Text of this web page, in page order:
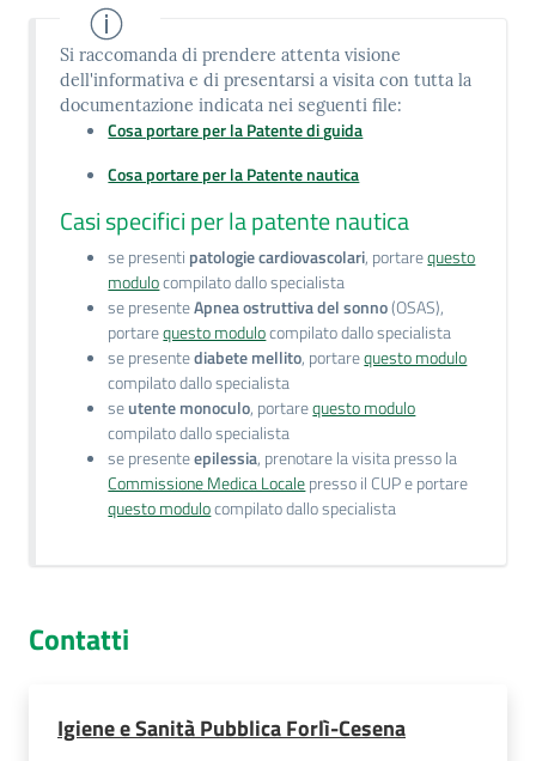
Si raccomanda di prendere attenta visione
dell'informativa e di presentarsi a visita con tutta la
documentazione indicata nei seguenti file:
Cosa portare per la Patente di guida
Cosa portare per la Patente nautica
Casi specifici per la patente nautica
se presenti patologie cardiovascolari, portarequesto
modulocompilato dallo specialista
se presenteApnea ostruttiva del sonno(OSAS),
portarequesto modulocompilato dallo specialista
se presentediabete mellito, portarequesto modulo
compilato dallo specialista
seutente monoculo, portarequesto modulo
compilato dallo specialista
se presenteepilessia, prenotare la visita presso la
Commissione Medica Localepresso il CUP e portare
questo modulocompilato dallo specialista
Contatti
Igiene e Sanità Pubblica Forlì-Cesena